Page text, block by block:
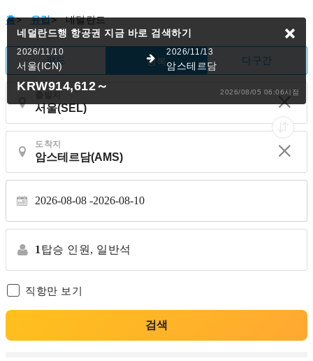
홈> 유럽> 네덜란드
편도 왕복 다구간
도착지
2026-08-08 2026-08-10
1 탑승 인원, 일반석
직항만 보기
검색
네덜란드행 항공권 지금 바로 검색하기
2026/11/10
서울(ICN)
2026/11/13
암스테르담
KRW914,612～ 2026/08/05 06:06시점